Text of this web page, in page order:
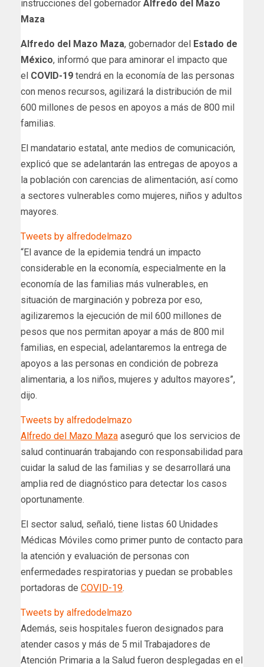
instrucciones del gobernador Alfredo del Mazo
Maza
Alfredo del Mazo Maza, gobernador del Estado de
México, informó que para aminorar el impacto que
el COVID-19 tendrá en la economía de las personas
con menos recursos, agilizará la distribución de mil
600 millones de pesos en apoyos a más de 800 mil
familias.
El mandatario estatal, ante medios de comunicación,
explicó que se adelantarán las entregas de apoyos a
la población con carencias de alimentación, así como
a sectores vulnerables como mujeres, niños y adultos
mayores.
Tweets by alfredodelmazo
“El avance de la epidemia tendrá un impacto
considerable en la economía, especialmente en la
economía de las familias más vulnerables, en
situación de marginación y pobreza por eso,
agilizaremos la ejecución de mil 600 millones de
pesos que nos permitan apoyar a más de 800 mil
familias, en especial, adelantaremos la entrega de
apoyos a las personas en condición de pobreza
alimentaria, a los niños, mujeres y adultos mayores”,
dijo.
Tweets by alfredodelmazo
Alfredo del Mazo Maza aseguró que los servicios de
salud continuarán trabajando con responsabilidad para
cuidar la salud de las familias y se desarrollará una
amplia red de diagnóstico para detectar los casos
oportunamente.
El sector salud, señaló, tiene listas 60 Unidades
Médicas Móviles como primer punto de contacto para
la atención y evaluación de personas con
enfermedades respiratorias y puedan se probables
portadoras de COVID-19.
Tweets by alfredodelmazo
Además, seis hospitales fueron designados para
atender casos y más de 5 mil Trabajadores de
Atención Primaria a la Salud fueron desplegadas en el